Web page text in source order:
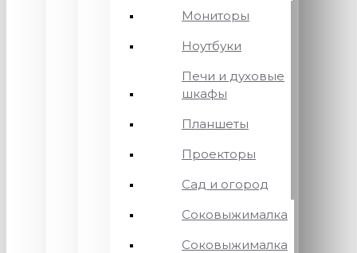
Мониторы
Ноутбуки
Печи и духовые
шкафы
Планшеты
Проекторы
Сад и огород
Соковыжималка
Соковыжималка